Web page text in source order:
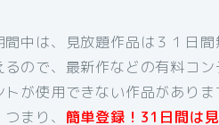
間中は、見放題作品は３１日
るので、最新作などの有料コ
トが使用できない作品があり
まり、 簡単登録！31日間は